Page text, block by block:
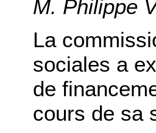
M. Philippe
La
sociales a
de
cours de sa